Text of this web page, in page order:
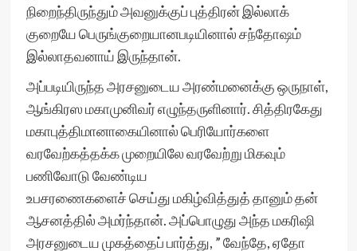
நிறைந்திருந்தும் அவனுக்குப் புத்திரன் இல்லாக்
குறையே பெருங்குறையானபடியினால் சந்தோஷம்
இல்லாதவனாய் இருந்தான்.
அப்படியிருந்த அரசனுடைய அரண்மனைக்கு ஒருநாள்,
ஆங்கிரஸ மகாமுனிவர் எழுந்தருளினார். சித்திரகேது
மகாபுத்திமானாகையினால் பெரியோர்களை
வரவேற்கத்தக்க முறையிலே வரவேற்று மிகவும்
பணிவோடு வேண்டிய
உபசரணைகளைச் செய்து மகிழ்வித்துத் தானும் தன்
ஆசனத்தில் அமர்ந்தான். அப்பொழுது அந்த மகரிஷி
அரசனுடைய முகத்தைப் பார்த்து, ” வேந்தே, ஏதோ